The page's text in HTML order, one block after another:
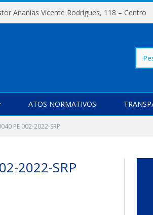
Ananias Vicente Rodrigues, 118 –
ATOS NORMATIVOS
PE 002-2022-SRP
2022-SRP